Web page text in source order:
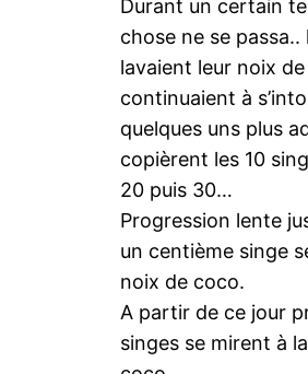
Durant un certain
chose ne se passa..
lavaient leur noix
continuaient à
quelques uns plus
copièrent les 10
20 puis 30…
Progression lente
un centième singe
noix de coco.
A partir de ce jour
singes se mirent à